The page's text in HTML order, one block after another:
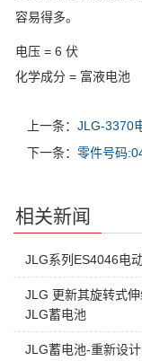
容易得多。
电压 = 6 伏
化学成分 = 富液电池
上一条： JLG-3370
下一条： 零件号码
相关新闻
JLG系列ES4046电
JLG 更新其旋转式
JLG蓄电池
JLG蓄电池-重新设